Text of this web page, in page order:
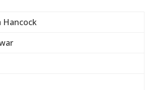
Hancock